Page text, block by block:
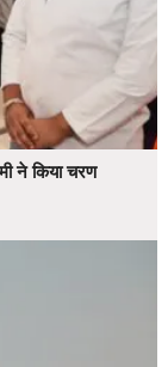
ने किया चरण